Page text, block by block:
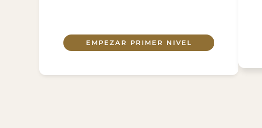
EMPEZAR PRIMER NIVEL